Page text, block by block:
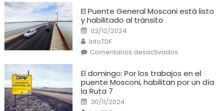
cortocircuito
casa
El Puente General Mosconi está listo
y habilitado al tránsito
Posted
on
02/12/2024
Author
InfoTDF
Comentarios desactivadosen
El
General
Mosconi
está
listo
El domingo: Por los trabajos en el
puente Mosconi, habilitan por un día
la Ruta 7
Posted
on
30/11/2024